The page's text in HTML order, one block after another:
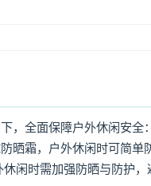
，全面保障户外休闲安全：
晒霜，户外休闲时可简单
闲时需加强防晒与防护